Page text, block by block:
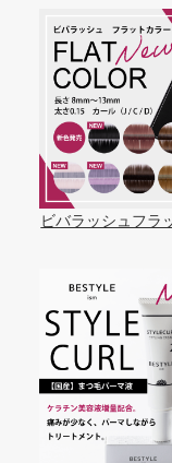
ビバラッシュフラ